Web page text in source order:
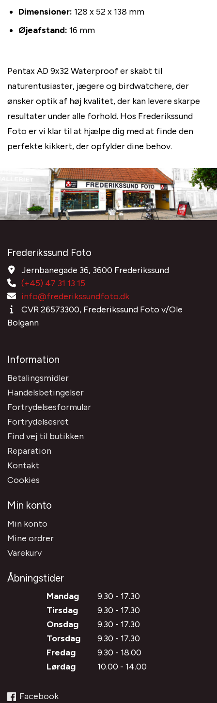
Dimensioner: 128 x 52 x 138 mm
Øjeafstand: 16 mm
Pentax AD 9x32 Waterproof er skabt til
naturentusiaster, jægere og birdwatchere, der
ønsker optik af høj kvalitet, der kan levere skarpe
resultater under alle forhold. Hos Frederikssund
Foto er vi klar til at hjælpe dig med at finde den
perfekte kikkert, der opfylder dine behov.
Frederikssund Foto
Jernbanegade 36, 3600 Frederikssund
(+45) 47 31 13 15
info@frederikssundfoto.dk
CVR 26573300, Frederikssund Foto v/Ole
Bolgann
Information
Betalingsmidler
Handelsbetingelser
Fortrydelsesformular
Fortrydelsesret
Find vej til butikken
Reparation
Kontakt
Cookies
Min konto
Min konto
Mine ordrer
Varekurv
Åbningstider
Mandag
9.30 - 17.30
Tirsdag
9.30 - 17.30
Onsdag
9.30 - 17.30
Torsdag
9.30 - 17.30
Fredag
9.30 - 18.00
Lørdag
10.00 - 14.00
Facebook